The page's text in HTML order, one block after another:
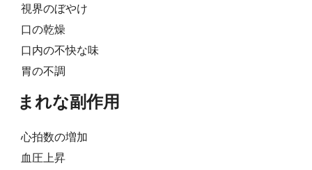
視界のぼやけ
口の乾燥
口内の不快な味
胃の不調
まれな副作用
心拍数の増加
血圧上昇